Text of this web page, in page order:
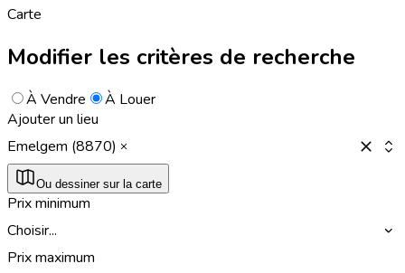
Carte
Modifier les critères de recherche
À Vendre
À Louer
Ajouter un lieu
Emelgem (8870)
Ou dessiner sur la carte
Prix minimum
Choisir...
Prix maximum